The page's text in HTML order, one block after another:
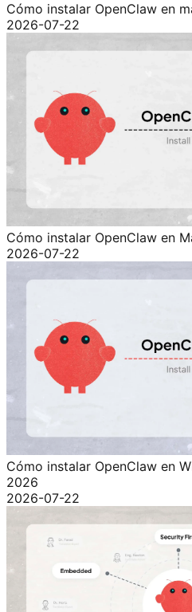
Cómo instalar OpenClaw en
2026-07-22
Cómo instalar OpenClaw en
2026-07-22
Cómo instalar OpenClaw en
2026
2026-07-22